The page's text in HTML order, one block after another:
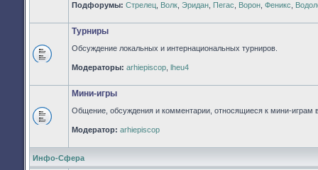
сообщений
Подфорумы: Стрелец Волк Эридан Пегас Ворон Феникс
Нет
непрочитанных
Турниры
Обсуждение локальных и интернациональных турниров.
Модераторы: arhiepiscop lheu4
Нет
непрочитанных
Мини-игры
Общение, обсуждения и комментарии, относящиеся к мини-играм
Модератор: arhiepiscop
Инфо-Сфера